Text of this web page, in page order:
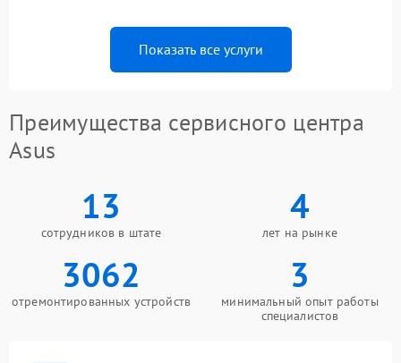
Показать все услуги
Преимущества сервисного центра
Asus
13
сотрудников в штате
4
лет на рынке
3062
отремонтированных устройств
3
минимальный опыт работы
специалистов